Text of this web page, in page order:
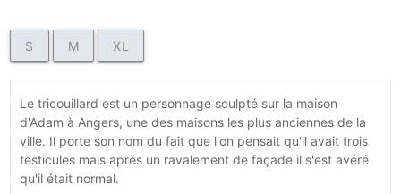
S M XL
Le tricouillard est un personnage sculpté sur la maison
d'Adam à Angers, une des maisons les plus anciennes de la
ville. Il porte son nom du fait que l'on pensait qu'il avait trois
testicules mais après un ravalement de façade il s'est avéré
qu'il était normal.